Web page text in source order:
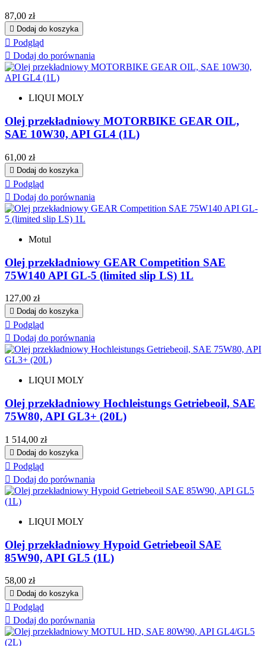
Cena
87,00 zł
 Dodaj do koszyka
 Podgląd
 Dodaj do porównania
LIQUI MOLY
Olej przekładniowy MOTORBIKE GEAR OIL,
SAE 10W30, API GL4 (1L)
Cena
61,00 zł
 Dodaj do koszyka
 Podgląd
 Dodaj do porównania
Motul
Olej przekładniowy GEAR Competition SAE
75W140 API GL-5 (limited slip LS) 1L
Cena
127,00 zł
 Dodaj do koszyka
 Podgląd
 Dodaj do porównania
LIQUI MOLY
Olej przekładniowy Hochleistungs Getriebeoil, SAE
75W80, API GL3+ (20L)
Cena
1 514,00 zł
 Dodaj do koszyka
 Podgląd
 Dodaj do porównania
LIQUI MOLY
Olej przekładniowy Hypoid Getriebeoil SAE
85W90, API GL5 (1L)
Cena
58,00 zł
 Dodaj do koszyka
 Podgląd
 Dodaj do porównania